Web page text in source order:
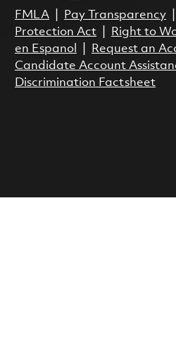
FMLA| Pay Transparency|
Protection Act| Right to
en Espanol
Request an
Candidate Account
Discrimination Factsheet